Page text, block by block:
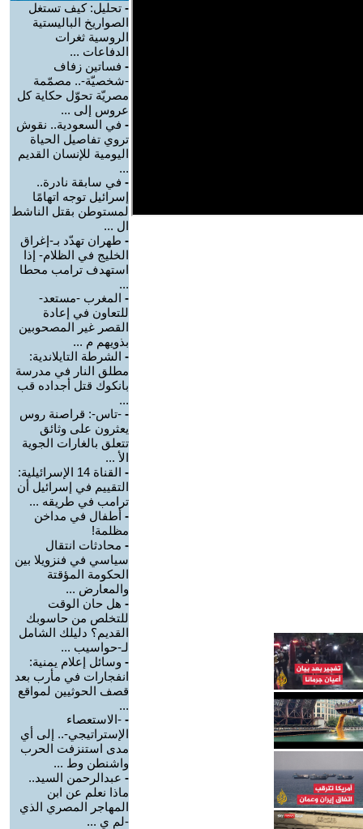
- تحليل: كيف تستغل
الصواريخ الباليستية
الروسية ثغرات
الدفاعات ...
- فساتين زفاف
-شخصيّة-.. مصمّمة
مصريّة تحوّل حكاية كل
عروس إلى ...
- في السعودية.. نقوش
تروي تفاصيل الحياة
اليومية للإنسان القديم
...
- في سابقة نادرة..
إسرائيل توجه اتهامًا
لمستوطن بقتل الناشط
ال ...
- طهران تهدّد بـ-إغراق
الخليج في الظلام- إذا
استهدف ترامب محطا
...
- المغرب -مستعد-
للتعاون في إعادة
القصر غير المصحوبين
بذويهم م ...
- الشرطة التايلاندية:
مطلق النار في مدرسة
بانكوك قتل أجداده قب
...
- -تاس-: قراصنة روس
يعثرون على وثائق
تتعلق بالغارات الجوية
الأ ...
-
القناة 14 الإسرائيلية:
التقييم في إسرائيل أن
ترامب في طريقه ...
- أطفال في مداخن
مظلمة!
- محادثات انتقال
سياسي في فنزويلا بين
الحكومة المؤقتة
والمعارض ...
- هل حان الوقت
للتخلص من حاسوبك
القديم؟ دليلك الشامل
لـ-حواسيب ...
- وسائل إعلام يمنية:
انفجارات في مأرب بعد
قصف الحوثيين لمواقع
...
- -الاستعصاء
الإستراتيجي-.. إلى أي
مدى استنزفت الحرب
واشنطن وط ...
- عبدالرحمن السيد..
ماذا نعلم عن ابن
المهاجر المصري الذي
-لم ي ...